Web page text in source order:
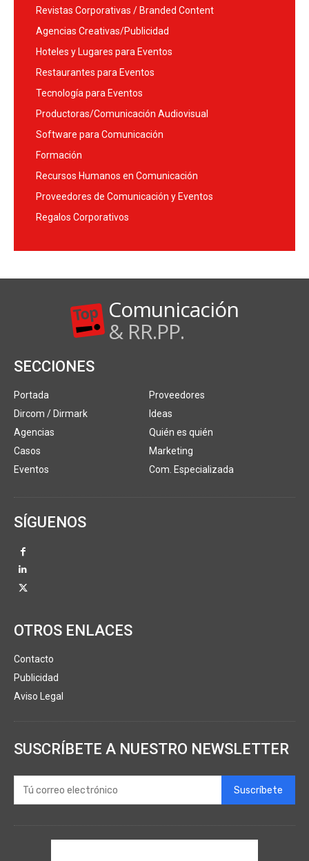
Revistas Corporativas / Branded Content
Agencias Creativas/Publicidad
Hoteles y Lugares para Eventos
Restaurantes para Eventos
Tecnología para Eventos
Productoras/Comunicación Audiovisual
Software para Comunicación
Formación
Recursos Humanos en Comunicación
Proveedores de Comunicación y Eventos
Regalos Corporativos
Comunicación
& RR.PP.
SECCIONES
Portada
Dircom / Dirmark
Agencias
Casos
Eventos
Proveedores
Ideas
Quién es quién
Marketing
Com. Especializada
SÍGUENOS
OTROS ENLACES
Contacto
Publicidad
Aviso Legal
SUSCRÍBETE A NUESTRO NEWSLETTER
Suscríbete